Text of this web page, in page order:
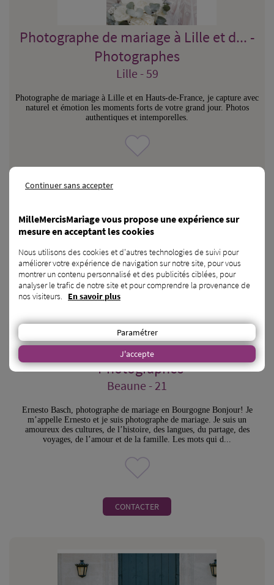
Photographe de mariage à Lille et d... -
Photographes
Lille - 59
Photographe de mariage à Lille et en Hauts-de-France, je capture avec
naturel et émotion les moments forts de votre grand jour. Photos
authentiques et intemporelles.
Ernesto Basch Photographe de Mariag...
- Photographes
Beaune - 21
Ernesto Basch, photographe de mariage en Bourgogne Bonjour! Je
m’appelle Ernesto et je suis photographe de mariage. Je suis un
amoureux des cultures, de l’histoire, des langues, du partage, des
voyages, de l’amour et de la famille. Les mots qui d...
CONTACTER
Continuer sans accepter
MilleMercisMariage vous propose une expérience sur
mesure en acceptant les cookies
Nous utilisons des cookies et d'autres technologies de suivi pour
améliorer votre expérience de navigation sur notre site, pour vous
montrer un contenu personnalisé et des publicités ciblées, pour
analyser le trafic de notre site et pour comprendre la provenance de
nos visiteurs. En savoir plus
Paramétrer
J'accepte